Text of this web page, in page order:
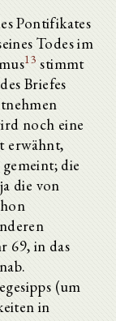
Pontifikates
Todes im
13 stimmt
Briefes
noch eine
erwähnt,
die
die von
69, in das
(um
in